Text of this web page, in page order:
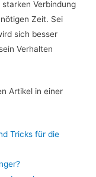
Verbindung
Zeit. Sei
sich besser
Verhalten
Artikel in einer
Tricks für die